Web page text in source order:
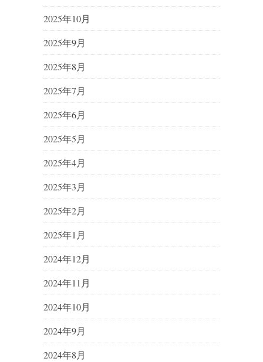
2025年10月
2025年9月
2025年8月
2025年7月
2025年6月
2025年5月
2025年4月
2025年3月
2025年2月
2025年1月
2024年12月
2024年11月
2024年10月
2024年9月
2024年8月